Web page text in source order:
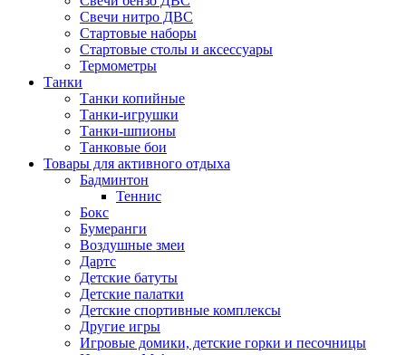
Свечи нитро ДВС
Стартовые наборы
Стартовые столы и аксессуары
Термометры
Танки
Танки копийные
Танки-игрушки
Танки-шпионы
Танковые бои
Товары для активного отдыха
Бадминтон
Теннис
Бокс
Бумеранги
Воздушные змеи
Дартс
Детские батуты
Детские палатки
Детские спортивные комплексы
Другие игры
Игровые домики, детские горки и песочницы